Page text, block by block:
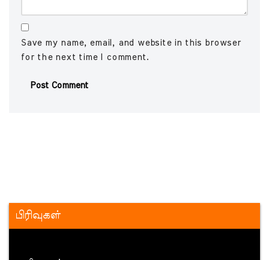
Save my name, email, and website in this browser
for the next time I comment.
பிரிவுகள்